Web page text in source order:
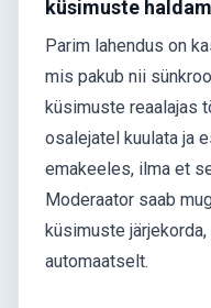
küsimuste
Parim lahendus on
mis pakub nii
küsimuste reaalajas
osalejatel kuulata ja
emakeeles, ilma et
Moderaator saab
küsimuste
automaatselt.